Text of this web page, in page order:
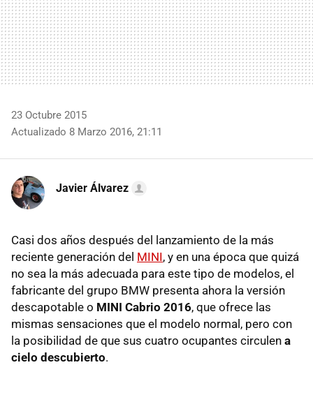
23 Octubre 2015
Actualizado 8 Marzo 2016, 21:11
Javier Álvarez
Casi dos años después del lanzamiento de la más
reciente generación del MINI, y en una época que quizá
no sea la más adecuada para este tipo de modelos, el
fabricante del grupo BMW presenta ahora la versión
descapotable o MINI Cabrio 2016, que ofrece las
mismas sensaciones que el modelo normal, pero con
la posibilidad de que sus cuatro ocupantes circulen a
cielo descubierto.